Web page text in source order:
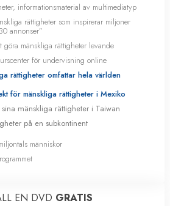
informationsmaterial av multimediatyp
rättigheter som inspirerar miljoner
annonser”
mänskliga rättigheter levande
för undervisning online
rättigheter omfattar hela världen
för mänskliga rättigheter i Mexiko
mänskliga rättigheter i Taiwan
på en subkontinent
människor
EN DVD GRATIS